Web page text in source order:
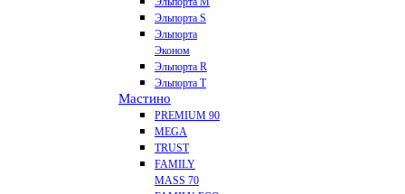
Эльпорта S
Эльпорта
Эконом
Эльпорта R
Эльпорта Т
Мастино
PREMIUM 90
MEGA
TRUST
FAMILY
MASS 70